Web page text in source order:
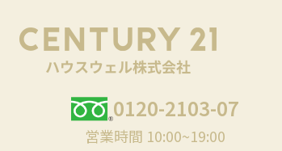
0120-2103-07
営業時間 10:00~19:00